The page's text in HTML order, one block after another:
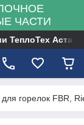
ЧАСТИ
ТеплоТех Астана
горелок FBR,